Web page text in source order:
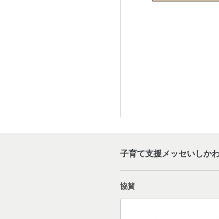
子育て支援メッセいしか
協賛